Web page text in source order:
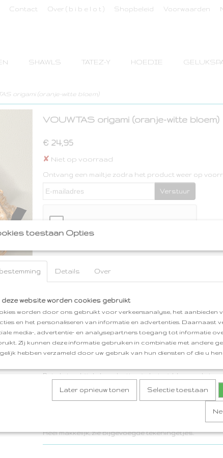
Contact Over ( b i b e l o t ) Shopbeleid Voorwaarden
SHAWLS TATEZ-Y HOEDIE
origami (oranje-witte bloem)
VOUWTAS origami (oranje-witte bloem)
€ 24,95
✘ Niet op voorraad
Ontvang een mailtje zodra het product weer op
Verstuur
VOUWTAS origami gevouwen op japanse wijze van
waterafstotende stof, licht in gewicht. Afgewerkt met
tassenband. Ideaal voor in je (werk)tas of rugzak.
rolletje van 10cm hoog en 7cm Ø. In gebruik is de tas
Leg je boodschappen op de uitgerolde
Pak de tas bij de handvatten in het midden en de tas
boodschappen. Voor langere (schouder)hengsels
handvatten naar de zijkanten. Er kan qua volume
Is de tas weer geleegd, trek aan de twee zwarte
vouwt weer in elkaar. Sla hem tweederde dubbel, rol
Heel makkelijk, zie bijgevoegde tekeningetjes.
toestaan Opties
Details Over
deze website worden cookies gebruikt
worden door ons gebruikt voor verkeersanalyse, het aanbieden
en het personaliseren van informatie en advertenties. Daarnaast
media-, advertentie- en analysepartners toegang tot informatie
Zij kunnen deze informatie gebruiken in combinatie met andere
hebben verzameld door uw gebruik van hun diensten of die u
Later opnieuw tonen Selectie toestaan